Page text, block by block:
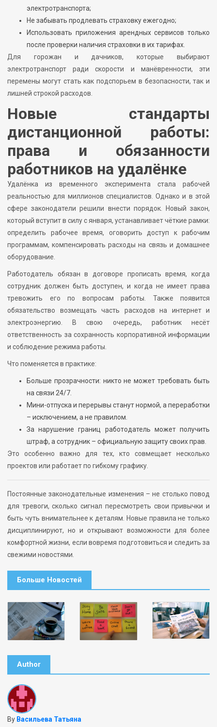
электротранспорта;
Не забывать продлевать страховку ежегодно;
Использовать приложения арендных сервисов только
после проверки наличия страховки в их тарифах.
Для горожан и дачников, которые выбирают
электротранспорт ради скорости и манёвренности, эти
перемены могут стать как подспорьем в безопасности, так и
лишней строкой расходов.
Новые стандарты
дистанционной работы:
права и обязанности
работников на удалёнке
Удалёнка из временного эксперимента стала рабочей
реальностью для миллионов специалистов. Однако и в этой
сфере законодатели решили внести порядок. Новый закон,
который вступит в силу с января, устанавливает чёткие рамки:
определить рабочее время, оговорить доступ к рабочим
программам, компенсировать расходы на связь и домашнее
оборудование.
Работодатель обязан в договоре прописать время, когда
сотрудник должен быть доступен, и когда не имеет права
тревожить его по вопросам работы. Также появится
обязательство возмещать часть расходов на интернет и
электроэнергию. В свою очередь, работник несёт
ответственность за сохранность корпоративной информации
и соблюдение режима работы.
Что поменяется в практике:
Больше прозрачности: никто не может требовать быть
на связи 24/7.
Мини-отпуска и перерывы станут нормой, а переработки
– исключением, а не правилом.
За нарушение границ работодатель может получить
штраф, а сотрудник – официальную защиту своих прав.
Это особенно важно для тех, кто совмещает несколько
проектов или работает по гибкому графику.
Постоянные законодательные изменения – не столько повод
для тревоги, сколько сигнал пересмотреть свои привычки и
быть чуть внимательнее к деталям. Новые правила не только
дисциплинируют, но и открывают возможности для более
комфортной жизни, если вовремя подготовиться и следить за
свежими новостями.
Больше Новостей
Author
By Васильева Татьяна